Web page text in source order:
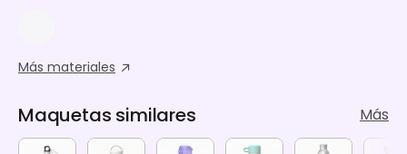
Más materiales
Maquetas similares Más